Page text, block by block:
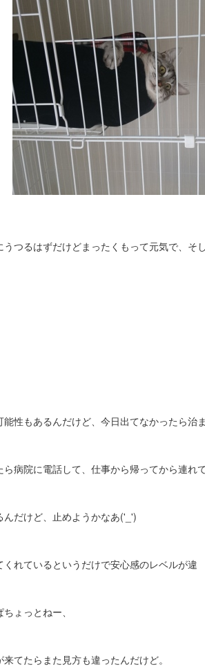
つるはずだけどまったくもって元気で、そ
性もあるんだけど、今日出てなかったら治
病院に電話して、仕事から帰ってから連れ
だけど、止めようかなあ('_')
れているというだけで安心感のレベルが違
ょっとねー、
てたらまた見方も違ったんだけど。